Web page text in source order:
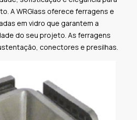
AWRGlass oferece ferragens e
em vidro que garantem a
do seu projeto. As ferragens
conectores e presilhas.